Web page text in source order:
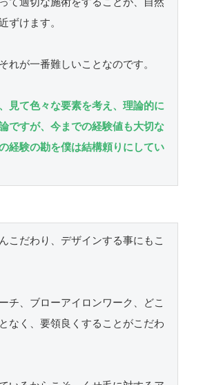
ずけます。
れが一番難しいことなのです。
見て色々な要素を考え、理論的に
ですが、今までの経験値も大切な
経験の勘を僕は結構頼りにしてい
こだわり、デザインする事にもこ
チ、ブローアイロンワーク、どこ
なく、要領良くすることがこだわ